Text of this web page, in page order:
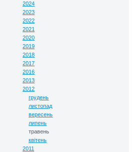
2024
2023
2022
2021
2020
2019
2018
2017
2016
2013
2012
грудень
листопад
вересень
липень
травень
квітень
2011